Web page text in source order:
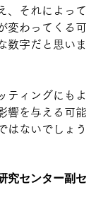
、それによって
変わってくる可
数字だと思いま
ティングにもよ
響を与える可能
はないでしょう
究センター副セ